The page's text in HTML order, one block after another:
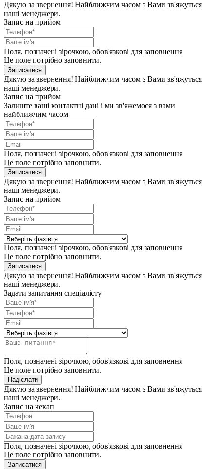
Дякую за звернення! Найближчим часом з Вами зв'яжуться
наші менеджери.
Запис на прийом
Поля, позначені зірочкою, обов'язкові для заповнення
Це поле потрібно заповнити.
Записатися
Дякую за звернення! Найближчим часом з Вами зв'яжуться
наші менеджери.
Запис на прийом
Залиште ваші контактні дані і ми зв'яжемося з вами
найближчим часом
Поля, позначені зірочкою, обов'язкові для заповнення
Це поле потрібно заповнити.
Записатися
Дякую за звернення! Найближчим часом з Вами зв'яжуться
наші менеджери.
Запис на прийом
Поля, позначені зірочкою, обов'язкові для заповнення
Це поле потрібно заповнити.
Записатися
Дякую за звернення! Найближчим часом з Вами зв'яжуться
наші менеджери.
Задати запитання спеціалісту
Поля, позначені зірочкою, обов'язкові для заповнення
Це поле потрібно заповнити.
Надіслати
Дякую за звернення! Найближчим часом з Вами зв'яжуться
наші менеджери.
Запис на чекап
Поля, позначені зірочкою, обов'язкові для заповнення
Це поле потрібно заповнити.
Записатися